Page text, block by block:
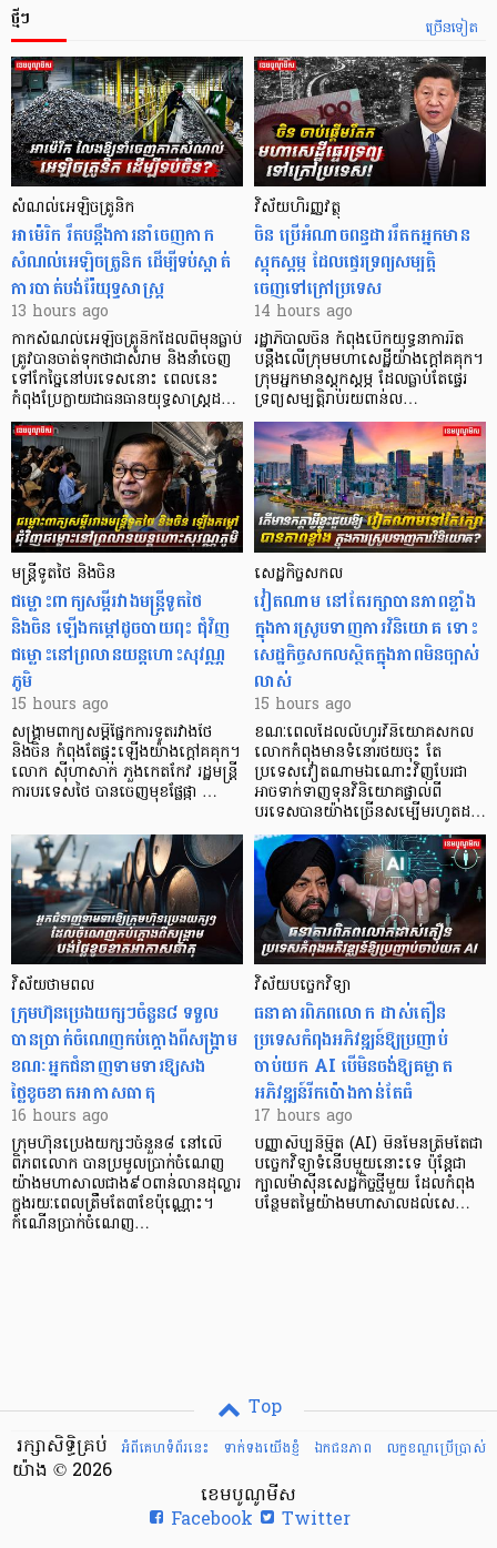
ច្រើនទៀត
ថ្មីៗ
សំណល់អេឡិចត្រូនិក
អាម៉េរិក រឹតបន្តឹងការនាំចេញកាក
សំណល់អេឡិចត្រូនិក ដើម្បីទប់ស្កាត់
ការបាត់បង់រ៉ែយុទ្ធសាស្ត្រ
13 hours ago
កាក​សំណល់​អេឡិច​ត្រូនិកដែល​ពីមុនធ្លាប់​
ត្រូវបានចាត់ទុកថាជាសំរាម និងនាំចេញ
ទៅកែច្នៃនៅបរទេស​នោះ ពេលនេះ
កំពុងប្រែក្លាយជាធនធានយុទ្ធសាស្ត្រដ…
វិស័យហិរញ្ញវត្ថុ
ចិន ប្រើ​អំណាចពន្ធដាររឹតកអ្នកមាន
ស្ដុកស្ដម្ភ ដែលផ្ទេរទ្រព្យសម្បត្តិ
ចេញទៅក្រៅប្រទេស
14 hours ago
រដ្ឋាភិបាលចិន កំពុងបើកយុទ្ធនាការរឹត
បន្តឹងលើក្រុមមហាសេដ្ឋី​យ៉ាង​ក្ដៅគគុក។
​ក្រុមអ្នកមានស្ដុកស្ដម្ភ ដែល​ធ្លាប់​តែផ្ទេរ
ទ្រព្យសម្បត្តិរាប់រយពាន់ល…
មន្ត្រីទូតថៃ និងចិន
ជម្លោះពាក្យសម្តីរវាងមន្ត្រីទូតថៃ
និងចិន ឡើងកម្ដៅដូចបាយពុះ ជុំវិញ
ជម្លោះនៅព្រលានយន្តហោះសុវណ្ណ
ភូមិ
15 hours ago
សង្គ្រាមពាក្យសម្តីផ្នែកការទូតរវាងថៃ
និងចិន កំពុងតែផ្ទុះឡើងយ៉ាងក្តៅគគុក។
លោក ស៊ីហាសាក់ ភួងកេតកែវ រដ្ឋមន្ត្រី
ការបរទេសថៃ បានចេញមុខផ្លែផ្កា …
សេដ្ឋកិច្ចសកល
វៀតណាម នៅតែរក្សាបានភាពខ្លាំង
ក្នុងការស្រូបទាញការវិនិយោគ​ ទោះ
សេដ្ឋកិច្ចសកលស្ថិតក្នុងភាពមិនច្បាស់
លាស់
15 hours ago
ខណៈពេលដែលលំហូរវិនិយោគសកល
លោកកំពុងមានទំនោរថយចុះ តែ
ប្រទេសវៀតណាមឯណោះវិញបែរជា
អាចទាក់ទាញទុនវិនិយោគផ្ទាល់ពី
បរទេសបានយ៉ាងច្រើនសម្បើមរហូតដ…
វិស័យថាមពល
ក្រុមហ៊ុនប្រេងយក្សៗចំនួន៨ ទទួល
បានប្រាក់ចំណេញកប់ក្តោងពីសង្គ្រាម
ខណៈអ្នកជំនាញទាមទារឱ្យសង
ថ្លៃខូចខាតអាកាសធាតុ
16 hours ago
ក្រុមហ៊ុនប្រេងយក្សៗចំនួន៨ នៅលើ
ពិភពលោក បានប្រមូលប្រាក់ចំណេញ
យ៉ាងមហាសាលជាង៩០ពាន់លានដុល្លារ
ក្នុងរយៈពេលត្រឹមតែ៣ខែប៉ុណ្ណោះ។
កំណើនប្រាក់ចំណេញ…
វិស័យបច្ចេកវិទ្យា
ធនាគារពិភពលោក ដាស់តឿន
ប្រទេសកំពុងអភិវឌ្ឍន៍ឱ្យប្រញាប់
ចាប់យក AI បើមិនចង់ឱ្យគម្លាត
អភិវឌ្ឍន៍រីកប៉ោងកាន់តែធំ
17 hours ago
បញ្ញាសិប្បនិម្មិត (AI) មិនមែនត្រឹមតែជា
បច្ចេកវិទ្យាទំនើបមួយនោះទេ ប៉ុន្តែជា
ក្បាលម៉ាស៊ីនសេដ្ឋកិច្ចថ្មីមួយ ដែលកំពុង
បន្ថែមតម្លៃយ៉ាងមហាសាលដល់សេ…
Top
អំពីគេហទំព័រនេះ
ទាក់ទងយើងខ្ញំ ឯកជនភាព លក្ខខណ្ឌ​ប្រើ​ប្រាស់
រក្សាសិទ្ធិគ្រប់
យ៉ាង © 2026
ខេមបូណូមីស
Facebook
Twitter